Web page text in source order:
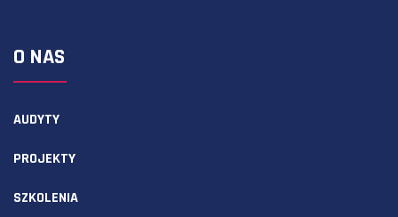
O NAS
AUDYTY
PROJEKTY
SZKOLENIA